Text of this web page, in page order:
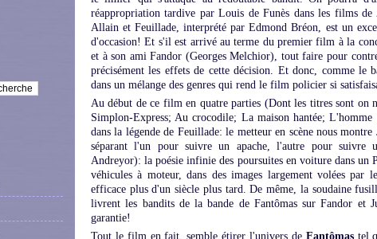
réappropriation tardive par Louis de Funès dans les films de
Allain et Feuillade, interprété par Edmond Bréon, est un
d'occasion! Et s'il est arrivé au terme du premier film à la
et à son ami Fandor (Georges Melchior), tout faire pour
précisément les effets de cette décision. Et donc, comme le
dans un mélange des genres qui rend le film policier si
Au début de ce film en quatre parties (Dont les titres sont on
Simplon-Express; Au crocodile; La maison hantée;
dans la légende de Feuillade: le metteur en scène nous
séparant l'un pour suivre un apache, l'autre pour suivre
Andreyor): la poésie infinie des poursuites en voiture dans un
véhicules à moteur, dans des images largement volées par
efficace plus d'un siècle plus tard. De même, la soudaine
livrent les bandits de la bande de Fantômas sur Fandor et
garantie!
Tout le film en fait, semble étirer l'univers de Fantômas tel